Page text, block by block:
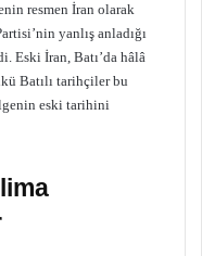
resmen İran olarak
yanlış anladığı
Eski İran, Batı’da hâlâ
Batılı tarihçiler bu
eski tarihini